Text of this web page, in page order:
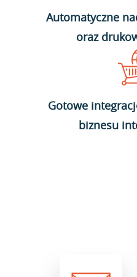
Automatyczne
oraz
Gotowe
biznesu